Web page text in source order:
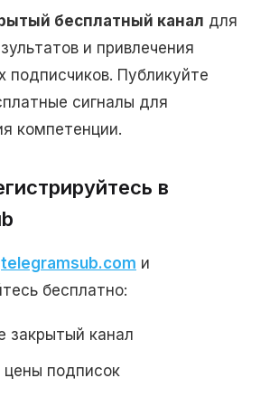
бесплатный канал для
и привлечения
подписчиков. Публикуйте
сигналы для
компетенции.
в
telegramsub.com и
бесплатно:
закрытый канал
цены подписок